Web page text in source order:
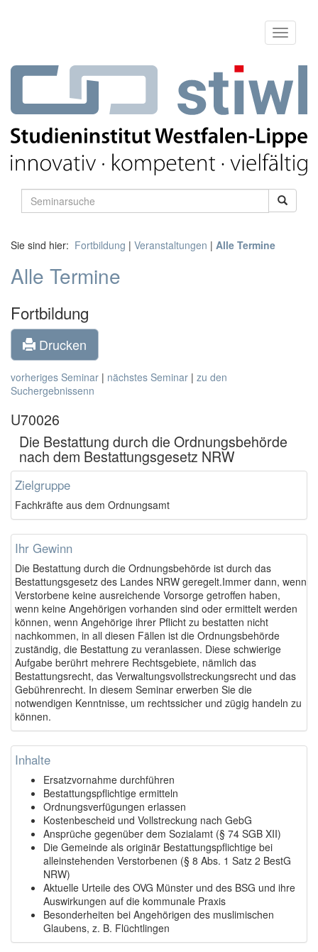
Sie sind hier: Fortbildung | Veranstaltungen | Alle Termine
Alle Termine
Fortbildung
Drucken
vorheriges Seminar | nächstes Seminar | zu den
Suchergebnissenn
U70026
Die Bestattung durch die Ordnungsbehörde
nach dem Bestattungsgesetz NRW
Zielgruppe
Fachkräfte aus dem Ordnungsamt
Ihr Gewinn
Die Bestattung durch die Ordnungsbehörde ist durch das
Bestattungsgesetz des Landes NRW geregelt.Immer dann, wenn
Verstorbene keine ausreichende Vorsorge getroffen haben,
wenn keine Angehörigen vorhanden sind oder ermittelt werden
können, wenn Angehörige ihrer Pflicht zu bestatten nicht
nachkommen, in all diesen Fällen ist die Ordnungsbehörde
zuständig, die Bestattung zu veranlassen. Diese schwierige
Aufgabe berührt mehrere Rechtsgebiete, nämlich das
Bestattungsrecht, das Verwaltungsvollstreckungsrecht und das
Gebührenrecht. In diesem Seminar erwerben Sie die
notwendigen Kenntnisse, um rechtssicher und zügig handeln zu
können.
Inhalte
Ersatzvornahme durchführen
Bestattungspflichtige ermitteln
Ordnungsverfügungen erlassen
Kostenbescheid und Vollstreckung nach GebG
Ansprüche gegenüber dem Sozialamt (§ 74 SGB XII)
Die Gemeinde als originär Bestattungspflichtige bei
alleinstehenden Verstorbenen (§ 8 Abs. 1 Satz 2 BestG
NRW)
Aktuelle Urteile des OVG Münster und des BSG und ihre
Auswirkungen auf die kommunale Praxis
Besonderheiten bei Angehörigen des muslimischen
Glaubens, z. B. Flüchtlingen